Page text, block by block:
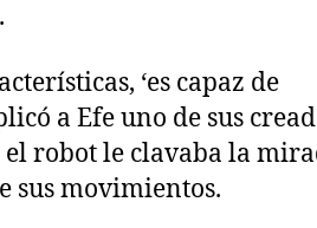
‘es capaz de
a Efe uno de sus
robot le clavaba la
sus movimientos.